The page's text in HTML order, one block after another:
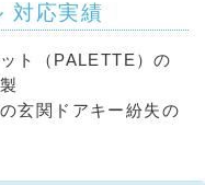
対応実績
ト（PALETTE）の
玄関ドアキー紛失の